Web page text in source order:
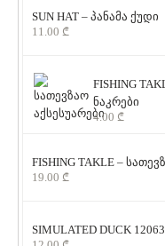
SUN HAT – პანამა ქუდი
11.00 ₾
FISHING
ნაკრები
4.00 ₾
FISHING TAKLE –
19.00 ₾
SIMULATED DUCK